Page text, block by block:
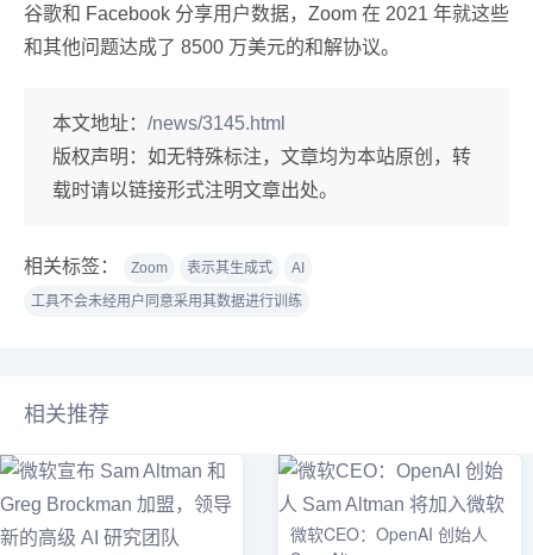
谷歌和 Facebook 分享用户数据，Zoom 在 2021 年就这些
和其他问题达成了 8500 万美元的和解协议。
本文地址： /news/3145.html
版权声明： 如无特殊标注，文章均为本站原创，转
载时请以链接形式注明文章出处。
相关标签： Zoom 表示其生成式
AI
工具不会未经用户同意采用其数据进行训练
相关推荐
微软CEO：OpenAI 创始人